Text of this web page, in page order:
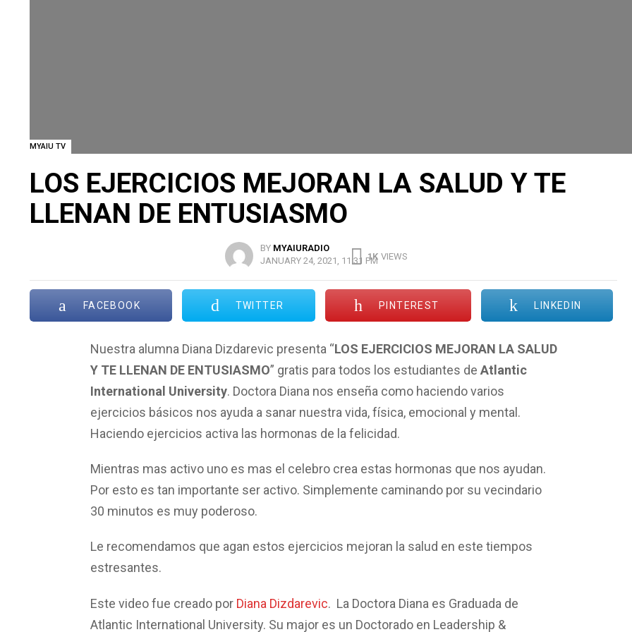
MYAIU TV
LOS EJERCICIOS MEJORAN LA SALUD Y TE
LLENAN DE ENTUSIASMO
BY MYAIURADIO
JANUARY 24, 2021, 11:31 PM
1K VIEWS
FACEBOOK TWITTER PINTEREST LINKEDIN
Nuestra alumna Diana Dizdarevic presenta “LOS EJERCICIOS MEJORAN LA SALUD
Y TE LLENAN DE ENTUSIASMO” gratis para todos los estudiantes de Atlantic
International University. Doctora Diana nos enseña como haciendo varios
ejercicios básicos nos ayuda a sanar nuestra vida, física, emocional y mental.
Haciendo ejercicios activa las hormonas de la felicidad.
Mientras mas activo uno es mas el celebro crea estas hormonas que nos ayudan.
Por esto es tan importante ser activo. Simplemente caminando por su vecindario
30 minutos es muy poderoso.
Le recomendamos que agan estos ejercicios mejoran la salud en este tiempos
estresantes.
Este video fue creado por Diana Dizdarevic. La Doctora Diana es Graduada de
Atlantic International University. Su major es un Doctorado en Leadership &